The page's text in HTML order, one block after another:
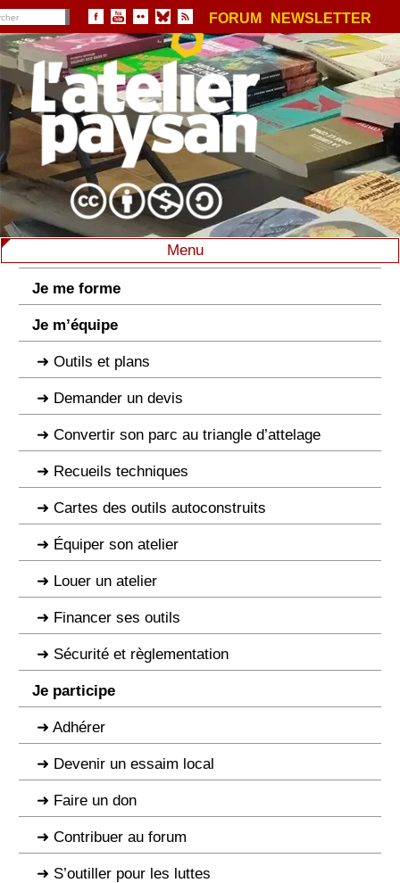
FORUM NEWSLETTER
Menu
Je me forme
Je m’équipe
Outils et plans
Demander un devis
Convertir son parc au triangle d’attelage
Recueils techniques
Cartes des outils autoconstruits
Équiper son atelier
Louer un atelier
Financer ses outils
Sécurité et règlementation
Je participe
Adhérer
Devenir un essaim local
Faire un don
Contribuer au forum
S’outiller pour les luttes